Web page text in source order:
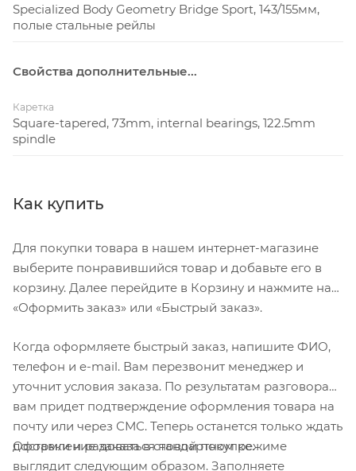
Specialized Body Geometry Bridge Sport, 143/155мм,
полые стальные рейлы
Свойства дополнительные...
Каретка
Square-tapered, 73mm, internal bearings, 122.5mm
spindle
Как купить
Для покупки товара в нашем интернет-магазине
выберите понравившийся товар и добавьте его в
корзину. Далее перейдите в Корзину и нажмите на
«Оформить заказ» или «Быстрый заказ».
Когда оформляете быстрый заказ, напишите ФИО,
телефон и e-mail. Вам перезвонит менеджер и
уточнит условия заказа. По результатам разговора
вам придет подтверждение оформления товара на
почту или через СМС. Теперь останется только ждать
доставки и радоваться новой покупке.
Оформление заказа в стандартном режиме
выглядит следующим образом. Заполняете